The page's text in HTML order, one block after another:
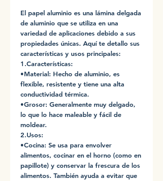
El papel aluminio es una lámina delgada
de aluminio que se utiliza en una
variedad de aplicaciones debido a sus
propiedades únicas. Aquí te detallo sus
características y usos principales:
1.Características:
•Material: Hecho de aluminio, es
flexible, resistente y tiene una alta
conductividad térmica.
•Grosor: Generalmente muy delgado,
lo que lo hace maleable y fácil de
moldear.
2.Usos:
•Cocina: Se usa para envolver
alimentos, cocinar en el horno (como en
papillote) y conservar la frescura de los
alimentos. También ayuda a evitar que